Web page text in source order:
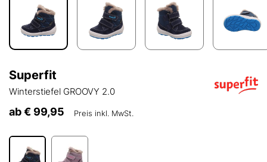
Superfit
Winterstiefel GROOVY 2.0
ab€ 99,95 Preis inkl. MwSt.